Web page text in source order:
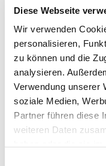
Diese Webseite
Wir verwenden
personalisieren,
zu können und die
analysieren.
Verwendung unserer
soziale Medien,
Partner führen diese
weiteren Daten
Dies